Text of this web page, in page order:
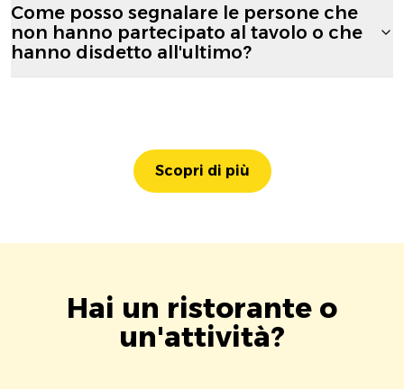
Come posso segnalare le persone che
non hanno partecipato al tavolo o che
hanno disdetto all'ultimo?
Scopri di più
Hai un ristorante o
un'attività?